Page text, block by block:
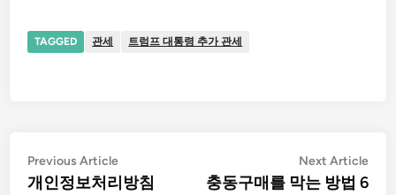
TAGGED 관세 트럼프 대통령 추가 관세
글
Previous ArticlePrevious
article:
개인정보처리방침
Next Article
충동구매를 막는 방법 6